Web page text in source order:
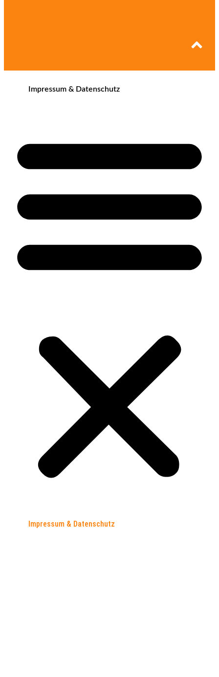
Impressum & Datenschutz
Impressum & Datenschutz